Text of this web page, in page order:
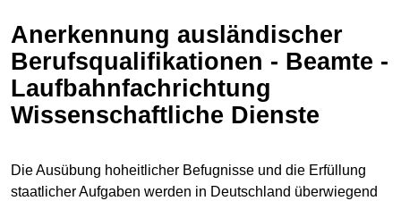
Anerkennung ausländischer
Berufsqualifikationen - Beamte -
Laufbahnfachrichtung
Wissenschaftliche Dienste
Die Ausübung hoheitlicher Befugnisse und die Erfüllung
staatlicher Aufgaben werden in Deutschland überwiegend